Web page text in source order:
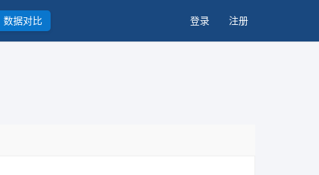
数据对比 登录 注册